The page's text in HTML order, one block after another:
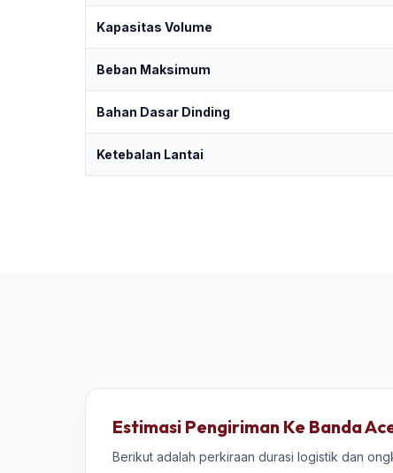
Kapasitas Volume
Beban Maksimum
Bahan Dasar Dinding
Ketebalan Lantai
Estimasi Pengiriman Ke Banda
Berikut adalah perkiraan durasi logistik dan